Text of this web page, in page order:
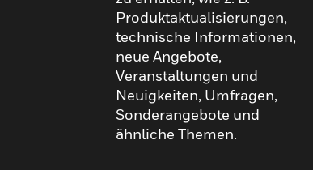
Produktaktualisierungen,
technische Informationen,
neue Angebote,
Veranstaltungen und
Neuigkeiten, Umfragen,
Sonderangebote und
ähnliche Themen.